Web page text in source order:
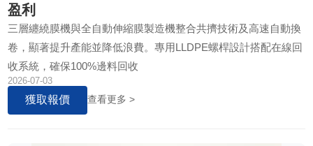
盈利
三層纏繞膜機與全自動伸縮膜製造機整合共擠技術及高速自動換
卷，顯著提升產能並降低浪費。專用LLDPE螺桿設計搭配在線回
收系統，確保100%邊料回收
2026-07-03
獲取報價 查看更多 >